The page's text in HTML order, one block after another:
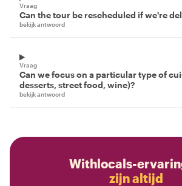
Vraag
Can the tour be rescheduled if we're
bekijk antwoord
Vraag
Can we focus on a particular type of
desserts, street food, wine)?
bekijk antwoord
Withlocals-
zijn altijd